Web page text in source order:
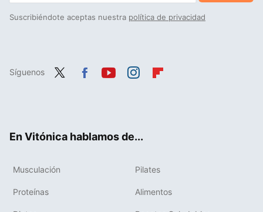
Suscribiéndote aceptas nuestra política de privacidad
Síguenos
En Vitónica hablamos de...
Musculación Pilates
Proteínas Alimentos